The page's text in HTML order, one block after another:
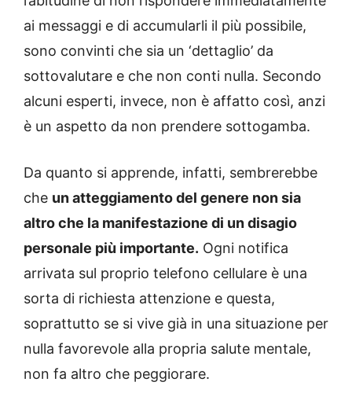
ai messaggi e di accumularli il più possibile,
sono convinti che sia un ‘dettaglio’ da
sottovalutare e che non conti nulla. Secondo
alcuni esperti, invece, non è affatto così, anzi
è un aspetto da non prendere sottogamba.
Da quanto si apprende, infatti, sembrerebbe
che un atteggiamento del genere non sia
altro che la manifestazione di un disagio
personale più importante. Ogni notifica
arrivata sul proprio telefono cellulare è una
sorta di richiesta attenzione e questa,
soprattutto se si vive già in una situazione per
nulla favorevole alla propria salute mentale,
non fa altro che peggiorare.